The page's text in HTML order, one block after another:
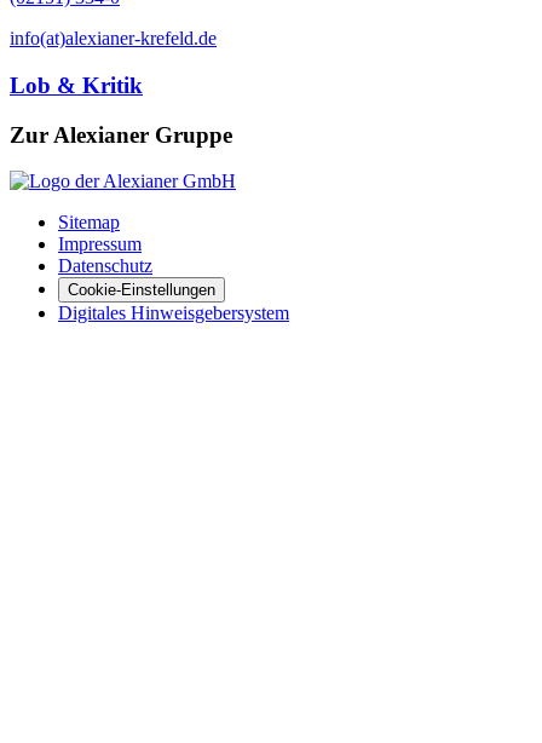
info(at)alexianer-krefeld.de
Lob & Kritik
Zur Alexianer Gruppe
Sitemap
Impressum
Datenschutz
Cookie-Einstellungen
Digitales Hinweisgebersystem